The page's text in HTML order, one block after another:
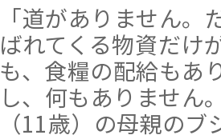
「道がありません
ばれてくる物資だけ
も、食糧の配給もあ
し、何もありません
（11歳）の母親の